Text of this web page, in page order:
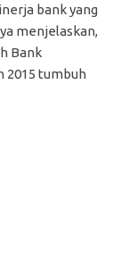
bank yang
menjelaskan,
Bank
2015 tumbuh